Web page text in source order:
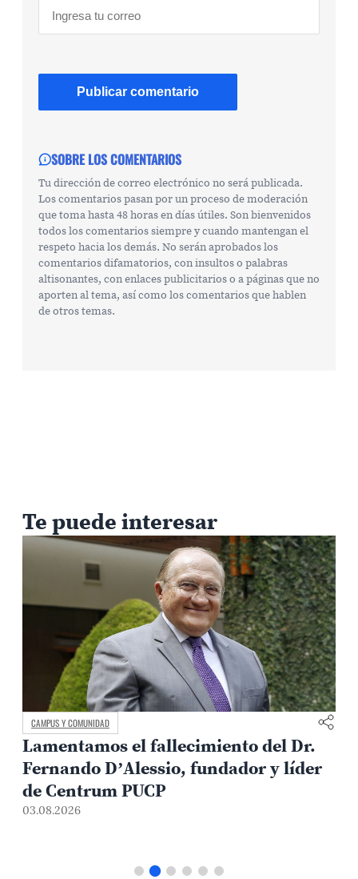
SOBRE LOS COMENTARIOS
Tu dirección de correo electrónico no será publicada.
Los comentarios pasan por un proceso de moderación
que toma hasta 48 horas en días útiles. Son bienvenidos
todos los comentarios siempre y cuando mantengan el
respeto hacia los demás. No serán aprobados los
comentarios difamatorios, con insultos o palabras
altisonantes, con enlaces publicitarios o a páginas que no
aporten al tema, así como los comentarios que hablen
de otros temas.
Te puede interesar
CAMPUS Y COMUNIDAD
Lamentamos el fallecimiento del Dr.
Fernando D’Alessio, fundador y líder
de Centrum PUCP
03.08.2026